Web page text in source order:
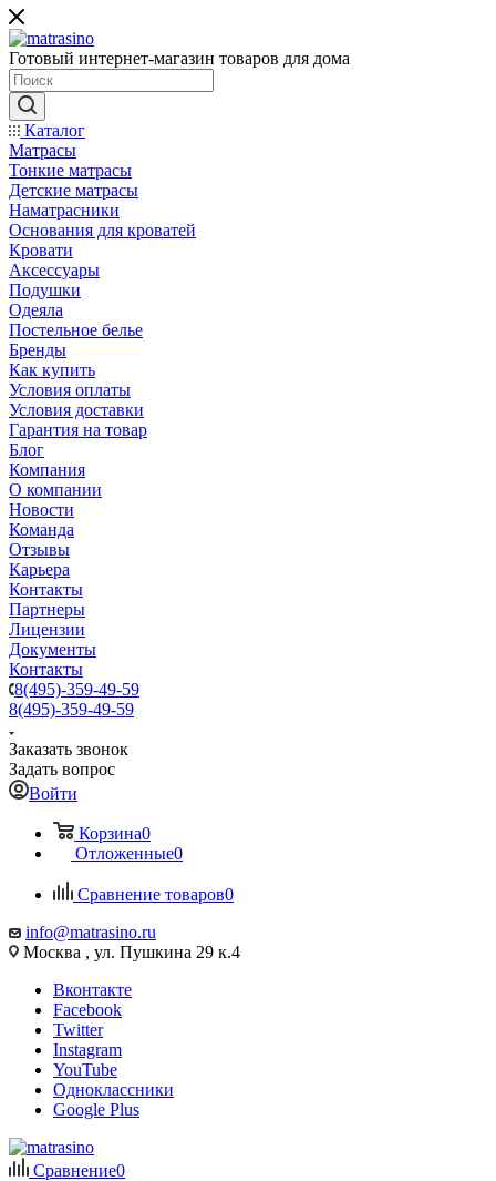
Готовый интернет-магазин товаров для дома
Каталог
Матрасы
Тонкие матрасы
Детские матрасы
Наматрасники
Основания для кроватей
Кровати
Аксессуары
Подушки
Одеяла
Постельное белье
Бренды
Как купить
Условия оплаты
Условия доставки
Гарантия на товар
Блог
Компания
О компании
Новости
Команда
Отзывы
Карьера
Контакты
Партнеры
Лицензии
Документы
Контакты
8(495)-359-49-59
8(495)-359-49-59
Заказать звонок
Задать вопрос
Войти
Корзина0
Отложенные0
Сравнение товаров0
info@matrasino.ru
Москва , ул. Пушкина 29 к.4
Вконтакте
Facebook
Twitter
Instagram
YouTube
Одноклассники
Google Plus
Сравнение0